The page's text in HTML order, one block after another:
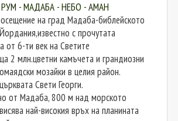
- МАДАБА - НЕБО - АМАН
на град Мадаба-библейското
с прочутата
от 6-ти век на Светите
2 млн.цветни камъчета и грандиозни
мозайки в целия район.
Свети Георги.
от Мадаба, 800 м над морското
най-високия връх на планината